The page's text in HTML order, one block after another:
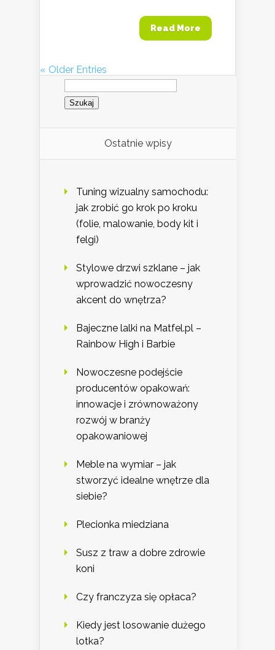
Read More
« Older Entries
Szukaj:
Ostatnie wpisy
Tuning wizualny samochodu:
jak zrobić go krok po kroku
(folie, malowanie, body kit i
felgi)
Stylowe drzwi szklane – jak
wprowadzić nowoczesny
akcent do wnętrza?
Bajeczne lalki na Matfel.pl –
Rainbow High i Barbie
Nowoczesne podejście
producentów opakowań:
innowacje i zrównoważony
rozwój w branży
opakowaniowej
Meble na wymiar – jak
stworzyć idealne wnętrze dla
siebie?
Plecionka miedziana
Susz z traw a dobre zdrowie
koni
Czy franczyza się opłaca?
Kiedy jest losowanie dużego
lotka?